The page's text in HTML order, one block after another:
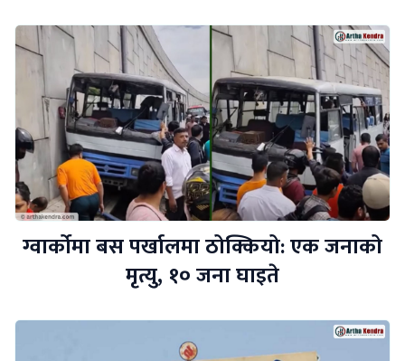
ग्वार्कोमा बस पर्खालमा ठोक्कियो: एक जनाको
मृत्यु, १० जना घाइते